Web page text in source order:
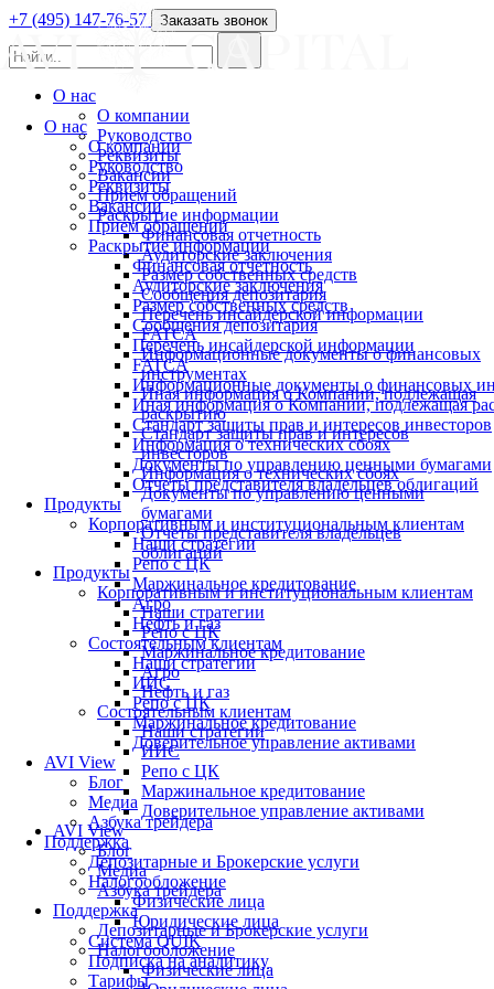
О нас
О компании
Руководство
Реквизиты
Вакансии
Прием обращений
Раскрытие информации
Финансовая отчетность
Аудиторские заключения
Размер собственных средств
Сообщения депозитария
Перечень инсайдерской информации
FATCA
Информационные документы о финансовых
Иная информация о Компании, подлежащая
Стандарт защиты прав и интересов инвесторов
Информация о технических сбоях
Документы по управлению ценными бумагами
Отчеты представителя владельцев облигаций
Продукты
Корпоративным и институциональным клиентам
Наши стратегии
Репо с ЦК
Маржинальное кредитование
Агро
Нефть и газ
Состоятельным клиентам
Наши стратегии
ИИС
Репо с ЦК
Маржинальное кредитование
Доверительное управление активами
AVI View
Блог
Медиа
Азбука трейдера
Поддержка
Депозитарные и Брокерские услуги
Налогообложение
Физические лица
Юридические лица
Система QUIK
Подписка на аналитику
Тарифы
+7 (495) 147-76-57 Заказать звонок
О нас
О компании
Руководство
Реквизиты
Вакансии
Прием обращений
Раскрытие информации
Финансовая отчетность
Аудиторские заключения
Размер собственных средств
Сообщения депозитария
Перечень инсайдерской информации
FATCA
Информационные документы о финансовых
инструментах
Иная информация о Компании, подлежащая
раскрытию
Стандарт защиты прав и интересов
инвесторов
Информация о технических сбоях
Документы по управлению ценными
бумагами
Отчеты представителя владельцев
облигаций
Продукты
Корпоративным и институциональным клиентам
Наши стратегии
Репо с ЦК
Маржинальное кредитование
Агро
Нефть и газ
Состоятельным клиентам
Наши стратегии
ИИС
Репо с ЦК
Маржинальное кредитование
Доверительное управление активами
AVI View
Блог
Медиа
Азбука трейдера
Поддержка
Депозитарные и Брокерские услуги
Налогообложение
Физические лица